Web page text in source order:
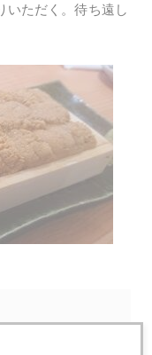
いただく。待ち遠し